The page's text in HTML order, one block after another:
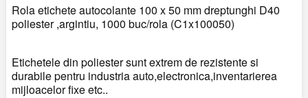
Rola etichete autocolante 100 x 50 mm dreptunghi D40
poliester ,argintiu, 1000 buc/rola (C1x100050)
Etichetele din poliester sunt extrem de rezistente si
durabile pentru industria auto,electronica,inventarierea
mijloacelor fixe etc..